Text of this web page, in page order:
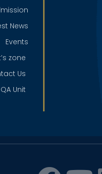
News
Events
zone
Us
QA Unit